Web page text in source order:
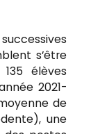
s’être
élèves
2021-
de
une